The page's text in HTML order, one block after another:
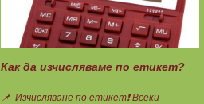
Как да изчисляваме по етикет?
📌 Изчисляване по етикет❗ Всеки